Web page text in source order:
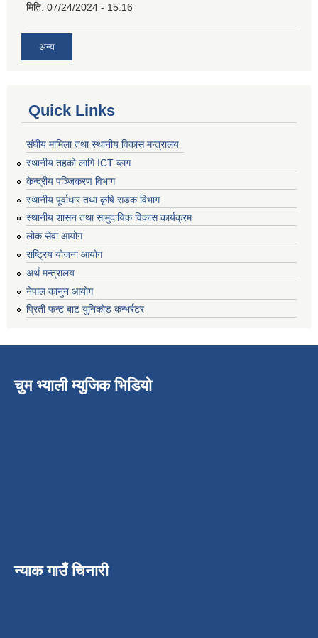
मिति: 07/24/2024 - 15:16
अन्य
Quick Links
संघीय मामिला तथा स्थानीय विकास मन्त्रालय
स्थानीय तहको लागि ICT ब्लग
केन्द्रीय पञ्जिकरण विभाग
स्थानीय पूर्वाधार तथा कृषि सडक विभाग
स्थानीय शासन तथा सामुदायिक विकास कार्यक्रम
लोक सेवा आयोग
राष्ट्रिय योजना आयोग
अर्थ मन्त्रालय
नेपाल कानुन आयोग
प्रिती फन्ट बाट युनिकोड कन्भर्रटर
चुम भ्याली म्युजिक भिडियो
न्याक गाउँ चिनारी